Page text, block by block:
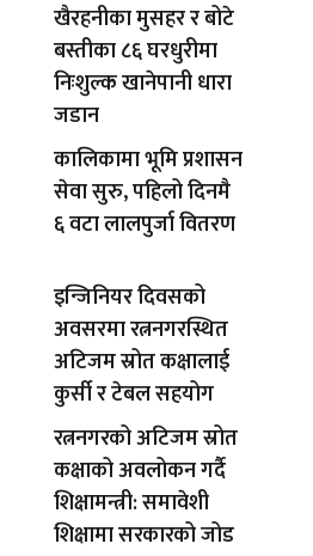
खैरहनीका मुसहर र बोटे
बस्तीका ८६ घरधुरीमा
निःशुल्क खानेपानी धारा
जडान
कालिकामा भूमि प्रशासन
सेवा सुरु, पहिलो दिनमै
६ वटा लालपुर्जा वितरण
इन्जिनियर दिवसको
अवसरमा रत्ननगरस्थित
अटिजम स्रोत कक्षालाई
कुर्सी र टेबल सहयोग
रत्ननगरको अटिजम स्रोत
कक्षाको अवलोकन गर्दै
शिक्षामन्त्री: समावेशी
शिक्षामा सरकारको जोड